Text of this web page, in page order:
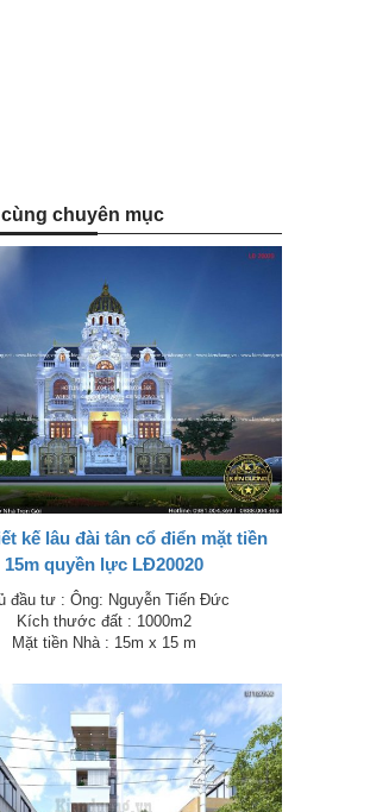
chuyên mục
kế lâu đài tân cổ điển mặt tiền
15m quyền lực LĐ20020
đầu tư : Ông: Nguyễn Tiến Đức
Kích thước đất : 1000m2
Mặt tiền Nhà : 15m x 15 m